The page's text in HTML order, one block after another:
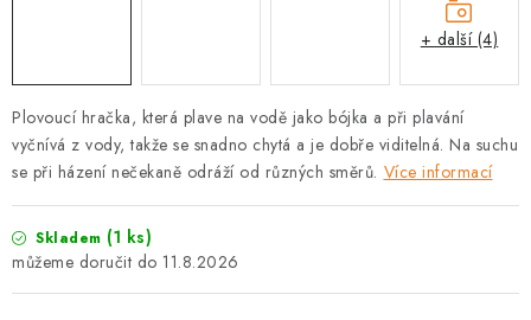
Hodnocení obchodu
FAQ
Plovoucí hračka, která plave na vodě jako bójka a při plavání
vyčnívá z vody, takže se snadno chytá a je dobře viditelná. Na suchu
se při házení nečekaně odráží od různých směrů. Více informací
Skladem (1 ks)
11.8.2026
+ další (4)